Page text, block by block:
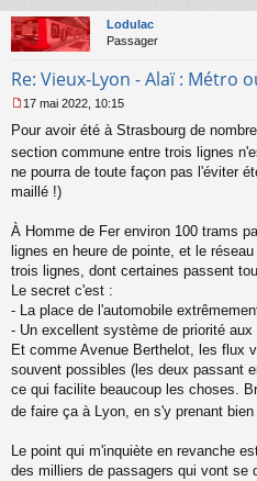
u
Lodulac
Passager
Re: Vieux-Lyon - Alaï : Métro
e
s
a
g
n
o
n
l
u
17 mai 2022, 10:15
Pour avoir été à Strasbourg de
section commune entre trois lignes
ne pourra de toute façon pas l'éviter
maillé !)
À Homme de Fer environ 100 trams
lignes en heure de pointe, et le
trois lignes, dont certaines passent
Le secret c'est :
- La place de l'automobile
- Un excellent système de priorité aux
Et comme Avenue Berthelot, les flux
souvent possibles (les deux passant
ce qui facilite beaucoup les choses.
de faire ça à Lyon, en s'y prenant bien
Le point qui m'inquiète en revanche
des milliers de passagers qui vont se